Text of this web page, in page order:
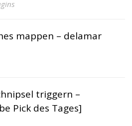
mappen – delamar
triggern –
Pick des Tages]